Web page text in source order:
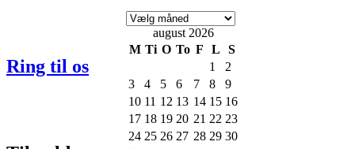
august 2026
M Ti O To F L
S
1
2
3
4 5 6 7 8
9
10 11 12 13 14 15 16
17 18 19 20 21 22 23
24 25 26 27 28 29 30
Ring til os